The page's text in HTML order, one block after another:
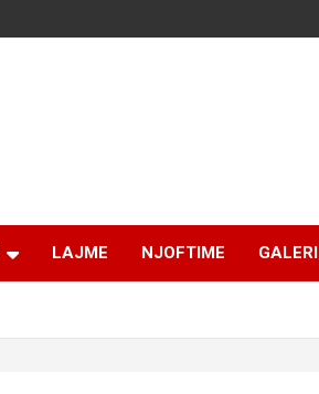
LAJME NJOFTIME GALERI